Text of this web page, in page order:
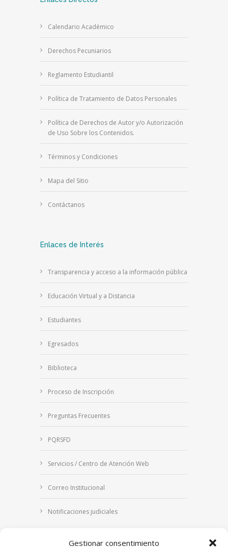
Gestionar consentimiento
Calendario Académico
Derechos Pecuniarios
Reglamento Estudiantil
Política de Tratamiento de Datos Personales
Política de Derechos de Autor y/o Autorización
de Uso Sobre los Contenidos.
Términos y Condiciones
Mapa del Sitio
Contáctanos
Enlaces de Interés
Transparencia y acceso a la información pública
Educación Virtual y a Distancia
Estudiantes
Egresados
Biblioteca
Proceso de Inscripción
Preguntas Frecuentes
PQRSFD
Servicios / Centro de Atención Web
Correo Institucional
Notificaciones judiciales